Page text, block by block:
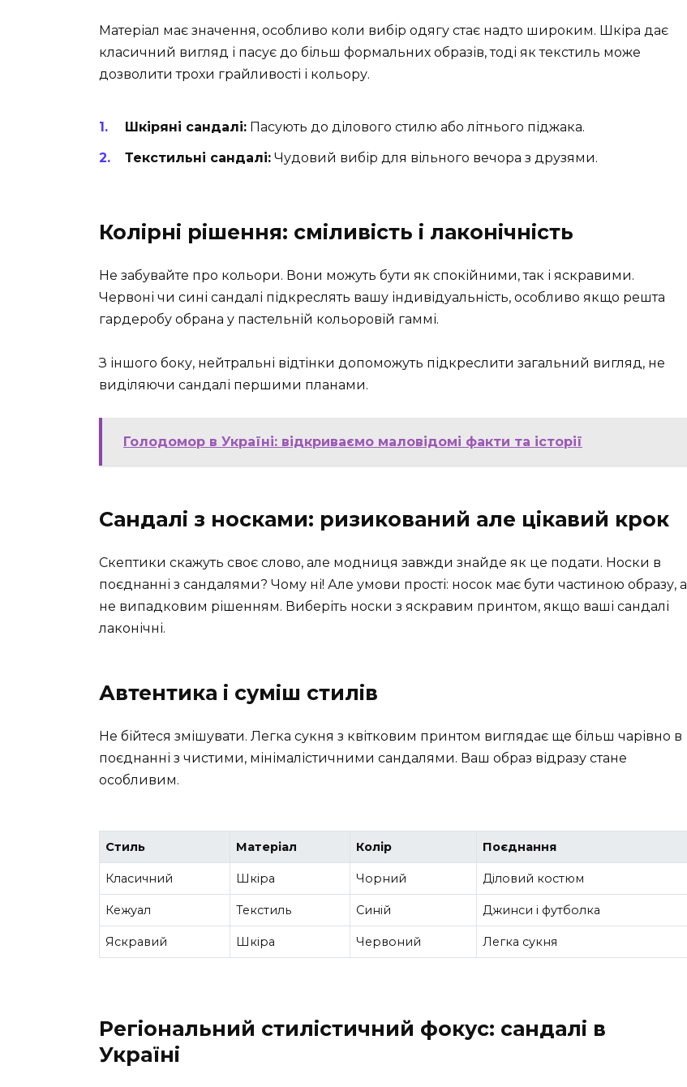
Матеріал має значення, особливо коли вибір одягу стає надто широким. Шкіра дає
класичний вигляд і пасує до більш формальних образів, тоді як текстиль може
дозволити трохи грайливості і кольору.
Шкіряні сандалі: Пасують до ділового стилю або літнього піджака.
Текстильні сандалі: Чудовий вибір для вільного вечора з друзями.
Колірні рішення: сміливість і лаконічність
Не забувайте про кольори. Вони можуть бути як спокійними, так і яскравими.
Червоні чи сині сандалі підкреслять вашу індивідуальність, особливо якщо решта
гардеробу обрана у пастельній кольоровій гаммі.
З іншого боку, нейтральні відтінки допоможуть підкреслити загальний вигляд, не
виділяючи сандалі першими планами.
Голодомор в Україні: відкриваємо маловідомі факти та історії
Сандалі з носками: ризикований але цікавий крок
Скептики скажуть своє слово, але модниця завжди знайде як це подати. Носки в
поєднанні з сандалями? Чому ні! Але умови прості: носок має бути частиною образу, а
не випадковим рішенням. Виберіть носки з яскравим принтом, якщо ваші сандалі
лаконічні.
Автентика і суміш стилів
Не бійтеся змішувати. Легка сукня з квітковим принтом виглядає ще більш чарівно в
поєднанні з чистими, мінімалістичними сандалями. Ваш образ відразу стане
особливим.
Стиль Матеріал Колір Поєднання
Класичний Шкіра Чорний Діловий костюм
Кежуал Текстиль Синій Джинси і футболка
Яскравий Шкіра Червоний Легка сукня
Регіональний стилістичний фокус: сандалі в
Україні